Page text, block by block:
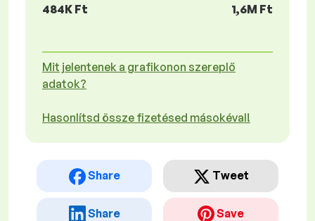
484K Ft
1,6M Ft
Mit jelentenek a grafikonon szereplő
adatok?
Hasonlítsd össze fizetésed másokéval!
Share Tweet
Share Save